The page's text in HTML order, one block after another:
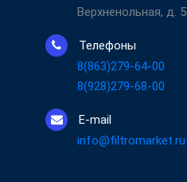
Верхненольная, д. 5
Телефоны
8(863)279-64-00
8(928)279-68-00
E-mail
info@filtromarket.ru